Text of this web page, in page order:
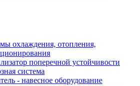
охлаждения, отопления,
поперечной устойчивости
система
- навесное оборудование